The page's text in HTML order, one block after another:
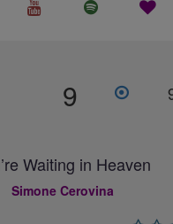
9
Waiting in Heaven
Simone Cerovina